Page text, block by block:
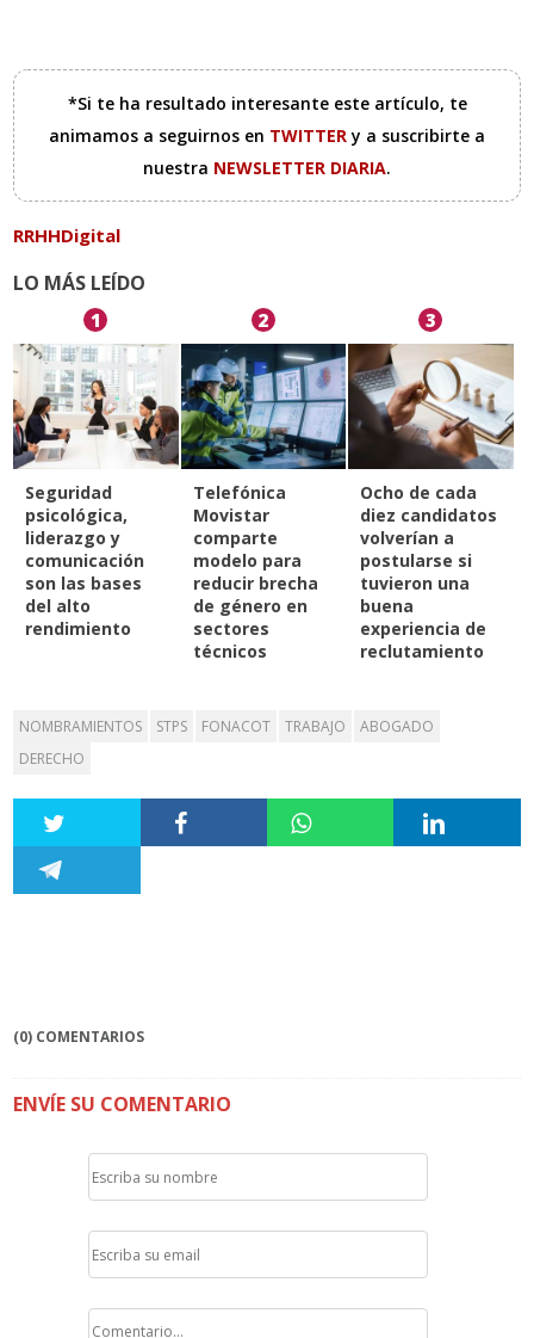
*Si te ha resultado interesante este artículo, te
animamos a seguirnos en TWITTERy a suscribirte a
nuestra NEWSLETTER DIARIA.
RRHHDigital
LO MÁS LEÍDO
1
Seguridad
psicológica,
liderazgo y
comunicación
son las bases
del alto
rendimiento
2
Telefónica
Movistar
comparte
modelo para
reducir brecha
de género en
sectores
técnicos
3
Ocho de cada
diez candidatos
volverían a
postularse si
tuvieron una
buena
experiencia de
reclutamiento
NOMBRAMIENTOS STPS FONACOT TRABAJO
ABOGADO
DERECHO
(0) COMENTARIOS
ENVÍE SU COMENTARIO